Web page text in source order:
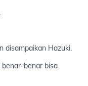
disampaikan Hazuki.
benar bisa